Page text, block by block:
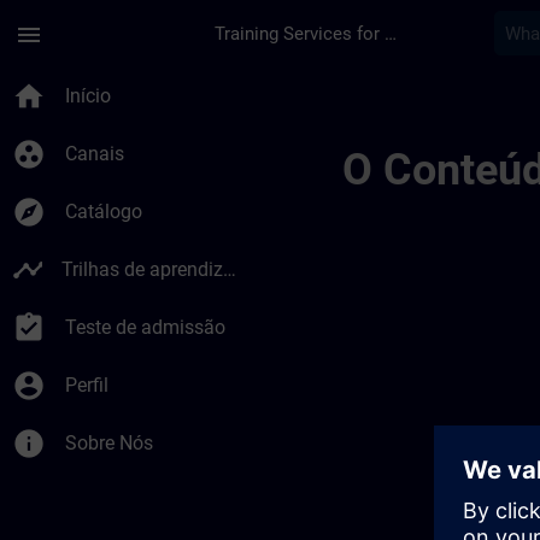
menu Training Services for Digital Industries
home Início
group_work Canais
explore Catálogo
timeline Trilhas de aprendizagem
assignment_turned_in Teste de admissão
account_circle Perfil
info Sobre Nós
O